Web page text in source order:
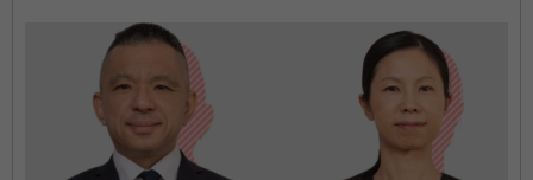
の経験を活かし、地域の人々の困りごとや心配ごとに寄
り添うスタイルで相談対応をされています。また、行政
書士は「幅広い守備範囲を活かし、お客様の不安を解消
することが本職」との考えにより、相続・遺言をはじめと
したさまざまなサービスの提供が可能。 さらに、一方的
行政書士、2級FP
静岡県行政書士会